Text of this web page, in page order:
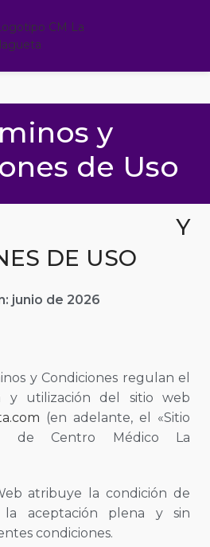
y
de Uso
Y
DE USO
junio de 2026
y Condiciones regulan el
y utilización del sitio web
(en adelante, el «Sitio
de Centro Médico La
atribuye la condición de
aceptación plena y sin
condiciones.